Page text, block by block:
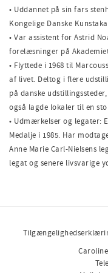
• Uddannet på sin fars
Kongelige Danske
• Var assistent for Astrid
forelæsninger på
• Flyttede i 1968 til
af livet. Deltog i flere
på danske
også lagde lokaler til en
• Udmærkelser og legater:
Medalje i 1985. Har
Anne Marie Carl-Nielsens
legat og senere livsvarige